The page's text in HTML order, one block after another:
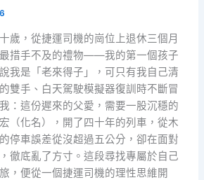
歲，從捷運司機的崗位上退休三個月
措手不及的禮物——我的第一個孩子
我是「老來得子」，可只有我自己清
雙手、白天駕駛模擬器復訓時不斷冒
：這份遲來的父愛，需要一股沉穩的
（化名），開了四十年的列車，從木
停車誤差從沒超過五公分，卻在面對
徹底亂了方寸。這段尋找專屬於自己
，便從一個捷運司機的理性思維開